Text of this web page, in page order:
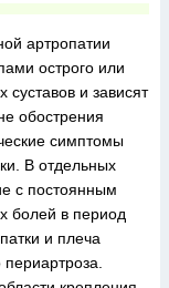
артропатии
острого или
суставов и зависят
обострения
симптомы
В отдельных
с постоянным
болей в период
и плеча